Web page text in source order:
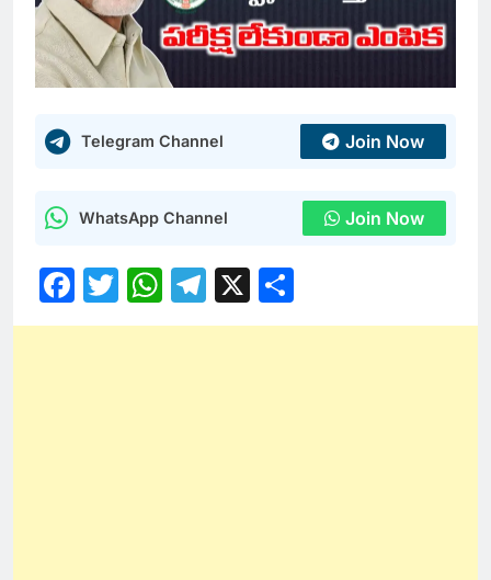
Telegram Channel Join Now
WhatsApp Channel Join Now
Facebook
Twitter
WhatsApp
Telegram
X